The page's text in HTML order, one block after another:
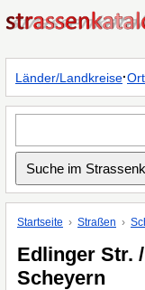
Länder/Landkreise·
Startseite Straßen
Edlinger Str.
Scheyern